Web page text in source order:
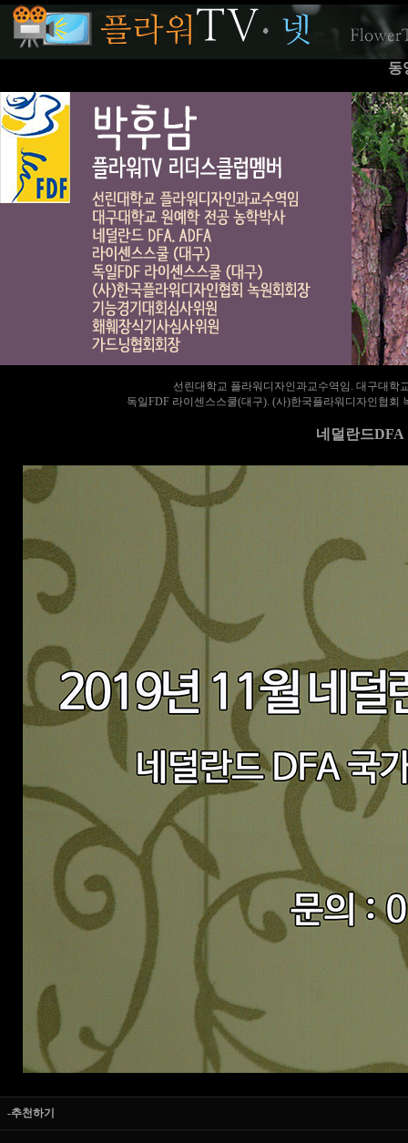
동
선린대학교 플라워디자인과교수역임. 대구대학
독일FDF 라이센스스쿨(대구). (사)한국플라워디자인협
네덜란드DFA
-추천하기